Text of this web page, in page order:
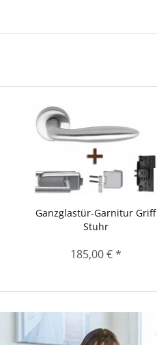
Ganzglastür-Garnitur Griff
Stuhr
185,00 € *